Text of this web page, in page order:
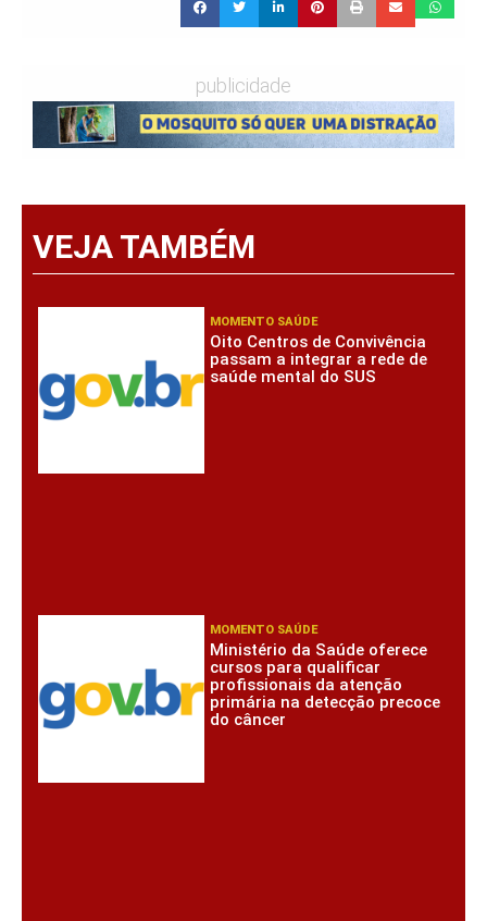
publicidade
VEJA TAMBÉM
MOMENTO SAÚDE
Oito Centros de Convivência
passam a integrar a rede de
saúde mental do SUS
MOMENTO SAÚDE
Ministério da Saúde oferece
cursos para qualificar
profissionais da atenção
primária na detecção precoce
do câncer